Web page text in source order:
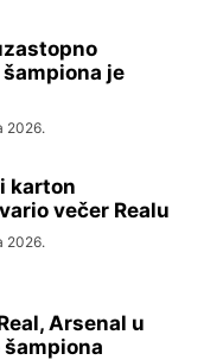
je
2026.
karton
večer Realu
2026.
Arsenal u